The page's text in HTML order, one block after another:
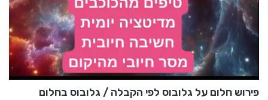
פירוש חלום על גלובוס לפי הקבלה / גלובוס בחלום